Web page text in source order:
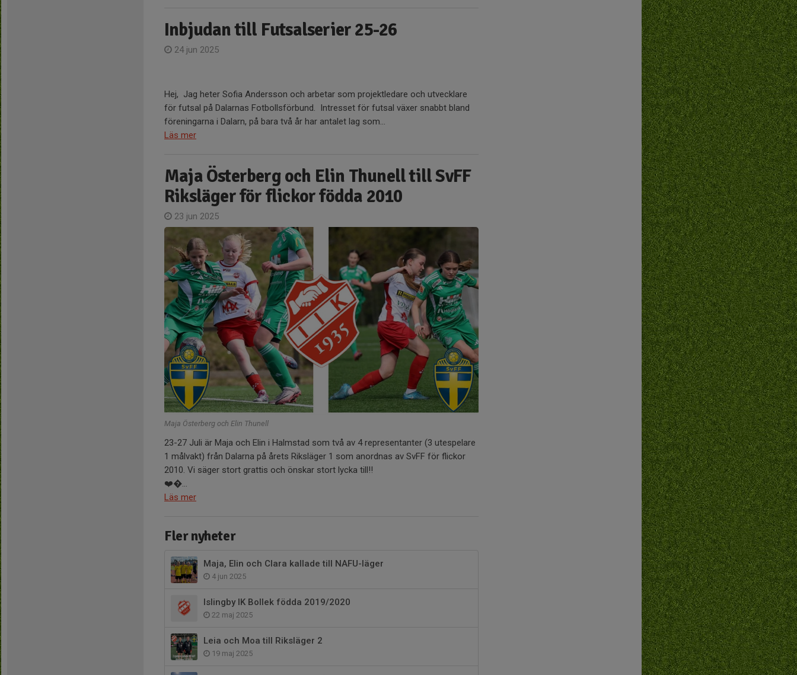
Inbjudan till Futsalserier 25-26
24 jun 2025
Hej, Jag heter Sofia Andersson och arbetar som projektledare och utvecklare
för futsal på Dalarnas Fotbollsförbund. Intresset för futsal växer snabbt bland
föreningarna i Dalarn, på bara två år har antalet lag som...
Läs mer
Maja Österberg och Elin Thunell till SvFF
Riksläger för flickor födda 2010
23 jun 2025
Maja Österberg och Elin Thunell
23-27 Juli är Maja och Elin i Halmstad som två av 4 representanter (3 utespelare
1 målvakt) från Dalarna på årets Riksläger 1 som anordnas av SvFF för flickor
2010. Vi säger stort grattis och önskar stort lycka till‼️
❤️�...
Läs mer
Fler nyheter
Maja, Elin och Clara kallade till NAFU-läger
4 jun 2025
Islingby IK Bollek födda 2019/2020
22 maj 2025
Leia och Moa till Riksläger 2
19 maj 2025